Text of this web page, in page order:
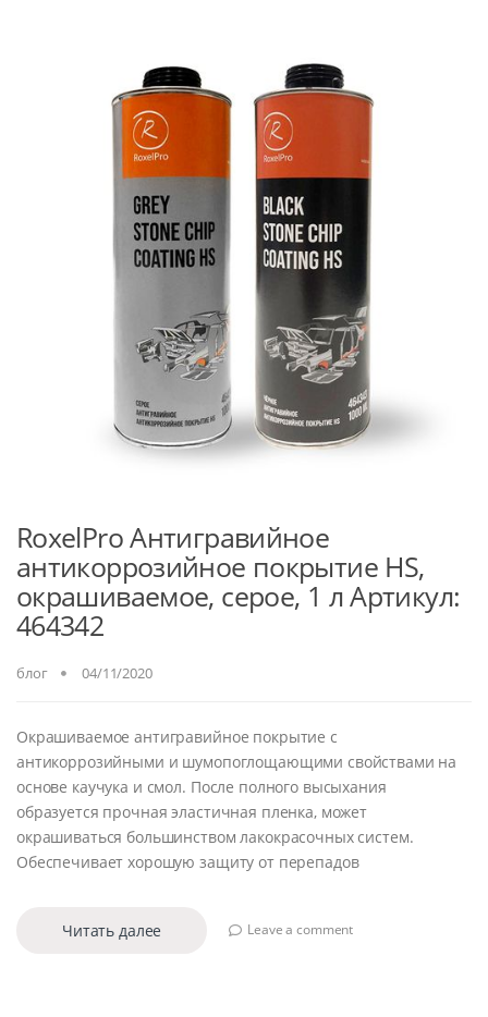
RoxelPro Антигравийное
антикоррозийное покрытие HS,
окрашиваемое, серое, 1 л Артикул:
464342
блог 04/11/2020
Окрашиваемое антигравийное покрытие с
антикоррозийными и шумопоглощающими свойствами на
основе каучука и смол. После полного высыхания
образуется прочная эластичная пленка, может
окрашиваться большинством лакокрасочных систем.
Обеспечивает хорошую защиту от перепадов
Читать далее Leave a comment